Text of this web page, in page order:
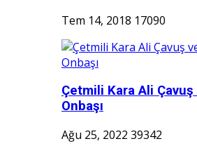
Tem 14, 2018 17090
Çetmili Kara Ali
Onbaşı
Ağu 25, 2022 39342